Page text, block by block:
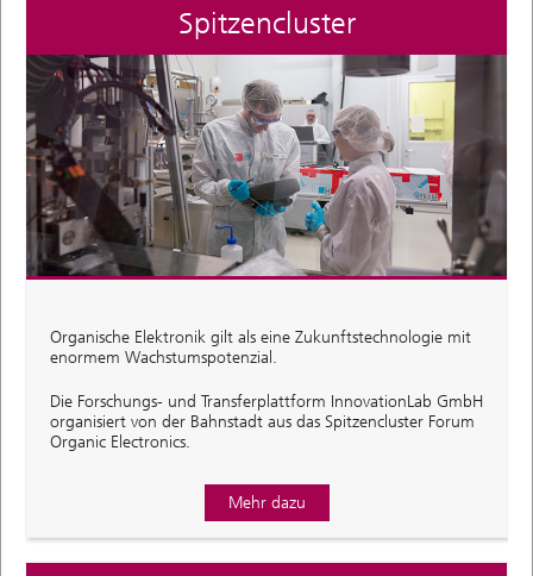
Spitzencluster
Organische Elektronik gilt als eine Zukunftstechnologie mit
enormem Wachstumspotenzial.
Die Forschungs- und Transferplattform InnovationLab GmbH
organisiert von der Bahnstadt aus das Spitzencluster Forum
Organic Electronics.
Mehr dazu